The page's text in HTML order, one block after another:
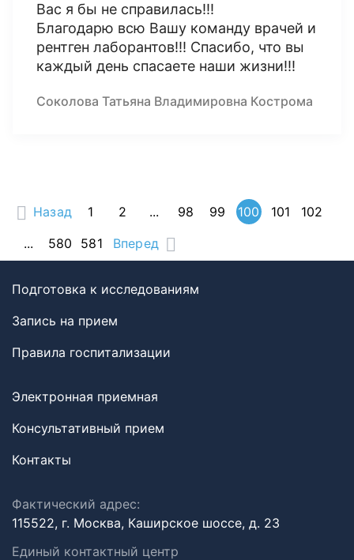
Вас я бы не справилась!!!
Благодарю всю Вашу команду врачей и
рентген лаборантов!!! Спасибо, что вы
каждый день спасаете наши жизни!!!
Соколова Татьяна Владимировна Кострома
Назад 1 2 ... 98 99 100 101
102
...
580 581 Вперед
Подготовка к исследованиям
Запись на прием
Правила госпитализации
Электронная приемная
Консультативный прием
Контакты
Фактический адрес:
115522, г. Москва, Каширское шоссе, д. 23
Единый контактный центр